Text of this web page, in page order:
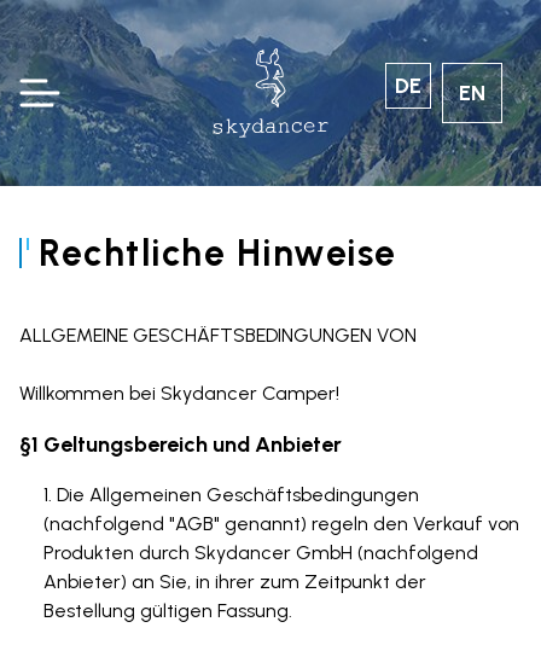
EN
DE
Rechtliche Hinweise
ALLGEMEINE GESCHÄFTSBEDINGUNGEN VON
Willkommen bei Skydancer Camper!
§1 Geltungsbereich und Anbieter
Die Allgemeinen Geschäftsbedingungen
(nachfolgend "AGB" genannt) regeln den Verkauf von
Produkten durch Skydancer GmbH (nachfolgend
Anbieter) an Sie, in ihrer zum Zeitpunkt der
Bestellung gültigen Fassung.